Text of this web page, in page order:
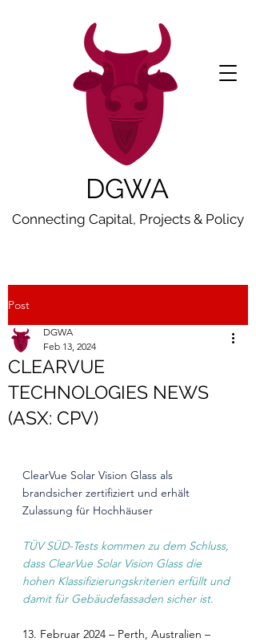
DGWA
Connecting Capital, Projects & Policy
Post
CLEARVUE
TECHNOLOGIES NEWS
(ASX: CPV)
DGWA
Feb 13, 2024
ClearVue Solar Vision Glass als
brandsicher zertifiziert und erhält
Zulassung für Hochhäuser
TÜV SÜD-Tests kommen zu dem Schluss,
dass ClearVue Solar Vision Glass die
hohen Klassifizierungskriterien erfüllt und
damit für Gebäudefassaden sicher ist.
13. Februar 2024 – Perth, Australien –